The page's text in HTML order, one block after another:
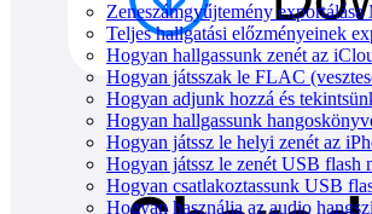
Zeneszámgyűjtemény
Teljes hallgatási előzményeinek
Hogyan hallgassunk zenét az
Hogyan játsszak le FLAC
Hogyan adjunk hozzá és
Hogyan hallgassunk
Hogyan játssz le helyi zenét az
Hogyan játssz le zenét USB flash
Hogyan csatlakoztassunk USB
Hogyan használja az audio